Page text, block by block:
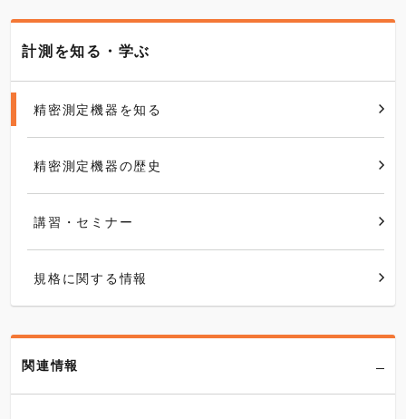
計測を知る・学ぶ
精密測定機器を知る
精密測定機器の歴史
講習・セミナー
規格に関する情報
関連情報